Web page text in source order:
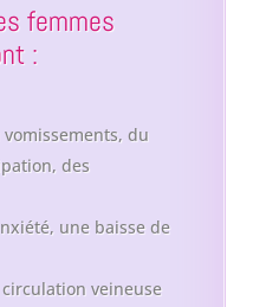
femmes
:
du
des
une baisse de
veineuse